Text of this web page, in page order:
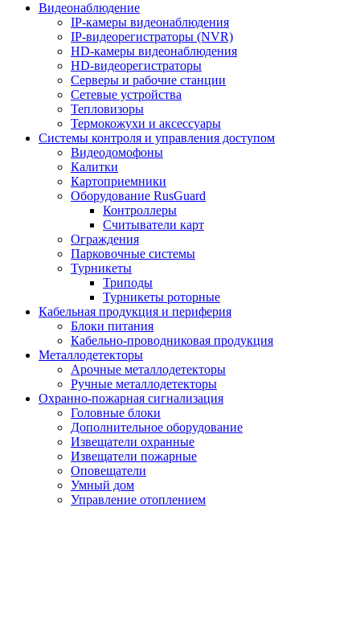
Видеонаблюдение
IP-камеры видеонаблюдения
IP-видеорегистраторы (NVR)
HD-камеры видеонаблюдения
HD-видеорегистраторы
Серверы и рабочие станции
Сетевые устройства
Тепловизоры
Термокожухи и аксессуары
Системы контроля и управления доступом
Видеодомофоны
Калитки
Картоприемники
Оборудование RusGuard
Контроллеры
Считыватели карт
Ограждения
Парковочные системы
Турникеты
Триподы
Турникеты роторные
Кабельная продукция и периферия
Блоки питания
Кабельно-проводниковая продукция
Металлодетекторы
Арочные металлодетекторы
Ручные металлодетекторы
Охранно-пожарная сигнализация
Головные блоки
Дополнительное оборудование
Извещатели охранные
Извещатели пожарные
Оповещатели
Умный дом
Управление отоплением